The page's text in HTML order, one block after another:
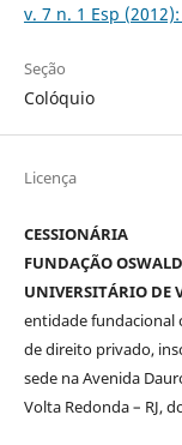
v. 7 n. 1 Esp
Seção
Colóquio
Licença
CESSIONÁRIA
FUNDAÇÃO
UNIVERSITÁRIO DE
entidade fundacional
de direito privado,
sede na Avenida
Volta Redonda – RJ,